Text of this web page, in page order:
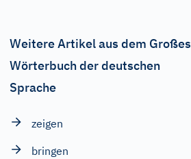
Weitere Artikel aus dem Großes
Wörterbuch der deutschen
Sprache
zeigen
bringen